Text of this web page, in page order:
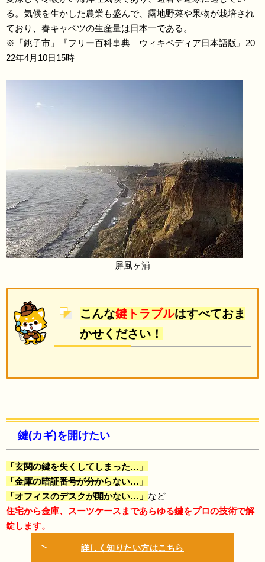
る。気候を生かした農業も盛んで、露地野菜や果物が栽培され
ており、春キャベツの生産量は日本一である。
※「銚子市」『フリー百科事典 ウィキペディア日本語版』20
22年4月10日15時
屏風ヶ浦
こんな鍵トラブルはすべておま
かせください！
鍵(カギ)を開けたい
「玄関の鍵を失くしてしまった…」
「金庫の暗証番号が分からない…」
「オフィスのデスクが開かない…」 など
住宅から金庫、スーツケースまであらゆる鍵をプロの技術で解
錠します。
詳しく知りたい方はこちら